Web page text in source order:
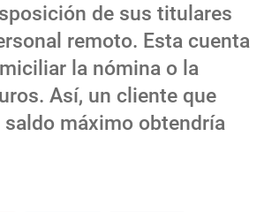
de sus titulares
remoto. Esta cuenta
la nómina o la
Así, un cliente que
máximo obtendría